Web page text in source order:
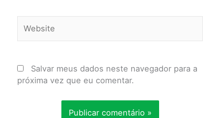
Salvar meus dados neste navegador para a
próxima vez que eu comentar.